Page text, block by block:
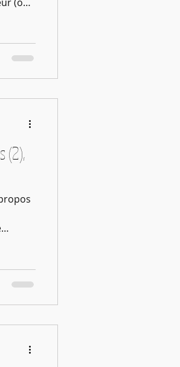
On
sur sa
(2),